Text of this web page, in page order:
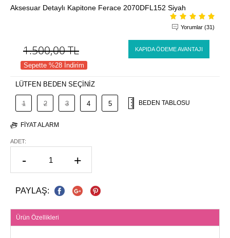
Aksesuar Detaylı Kapitone Ferace 2070DFL152 Siyah
Yorumlar (31)
1.500,00TL KAPIDA ÖDEME AVANTAJI
Sepette %28 İndirim
LÜTFEN BEDEN SEÇİNİZ
1 2 3 4 5 BEDEN TABLOSU
FIYAT ALARM
ADET:
- +
PAYLAŞ:
Ürün Özellikleri